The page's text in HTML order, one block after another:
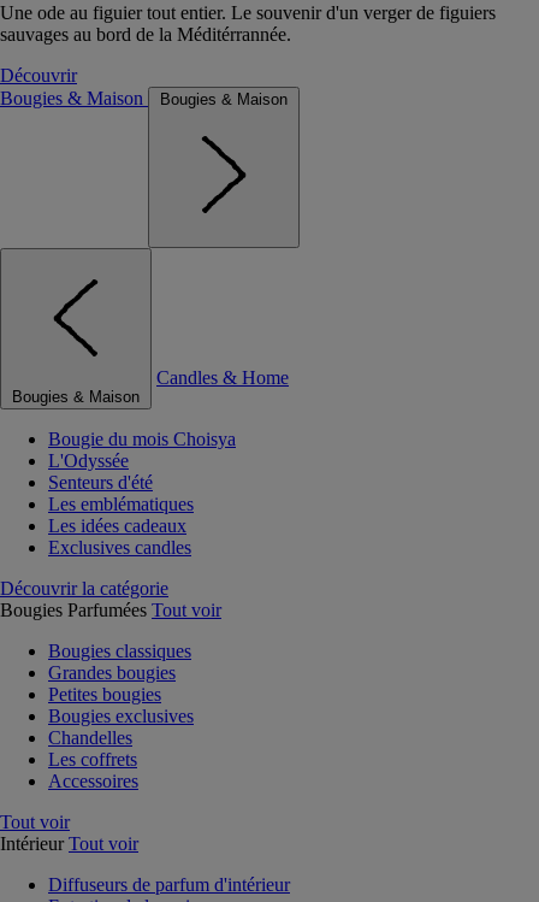
Une ode au figuier tout entier. Le souvenir d'un verger de figuiers
sauvages au bord de la Méditérrannée.
Découvrir
Bougies & Maison
Bougies & Maison
Bougies & Maison
Candles & Home
Bougie du mois Choisya
L'Odyssée
Senteurs d'été
Les emblématiques
Les idées cadeaux
Exclusives candles
Découvrir la catégorie
Bougies Parfumées Tout voir
Bougies classiques
Grandes bougies
Petites bougies
Bougies exclusives
Chandelles
Les coffrets
Accessoires
Tout voir
Intérieur Tout voir
Diffuseurs de parfum d'intérieur